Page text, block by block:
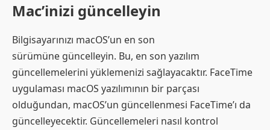
Mac’inizi güncelleyin
Bilgisayarınızı macOS’un en son
sürümüne güncelleyin. Bu, en son yazılım
güncellemelerini yüklemenizi sağlayacaktır. FaceTime
uygulaması macOS yazılımının bir parçası
olduğundan, macOS’un güncellenmesi FaceTime’ı da
güncelleyecektir. Güncellemeleri nasıl kontrol